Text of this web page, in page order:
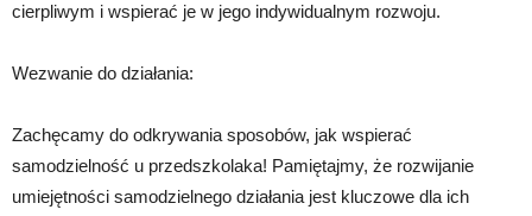
cierpliwym i wspierać je w jego indywidualnym rozwoju.
Wezwanie do działania:
Zachęcamy do odkrywania sposobów, jak wspierać
samodzielność u przedszkolaka! Pamiętajmy, że rozwijanie
umiejętności samodzielnego działania jest kluczowe dla ich